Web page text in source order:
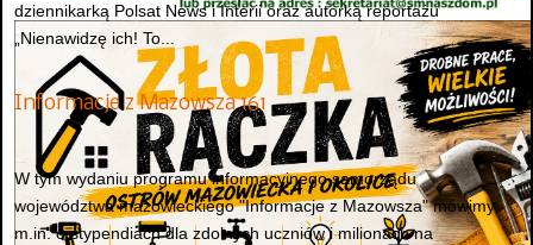
dziennikarką Polsat News i Interii oraz autorką reportażu
„Nienawidzę ich! To...
Informacje z Mazowsza 161
W tym wydaniu programu informacyjnego samorządu
województwa mazowieckiego "Informacje z Mazowsza" mówimy
m.in. o stypendiach dla zdolnych uczniów i milionach na